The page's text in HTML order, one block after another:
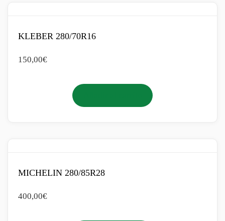
KLEBER 280/70R16
150,00€
MICHELIN 280/85R28
400,00€